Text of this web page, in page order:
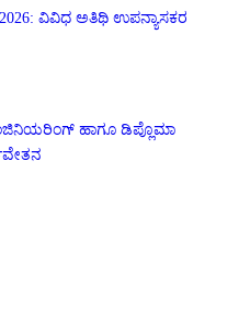
2026: ವಿವಿಧ ಅತಿಥಿ ಉಪನ್ಯಾಸಕರ
ಇಂಜಿನಿಯರಿಂಗ್ ಹಾಗೂ ಡಿಪ್ಲೊಮಾ